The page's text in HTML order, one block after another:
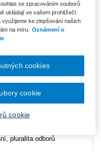
-Mgr. Taťána Zelená
práce a sociálních
2024 -prof. JUDr.Petr
stanovení minimální
prostředí (pro účely
pluralita odborů
se zpracováním souborů
ukládají ve vašem prohlížeči.
využijeme ke zlepšování našich
na míru. Oznámení o
cookie
cookies
cookie